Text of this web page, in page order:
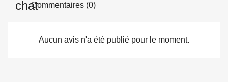
Commentaires (0)
Aucun avis n'a été publié pour le moment.